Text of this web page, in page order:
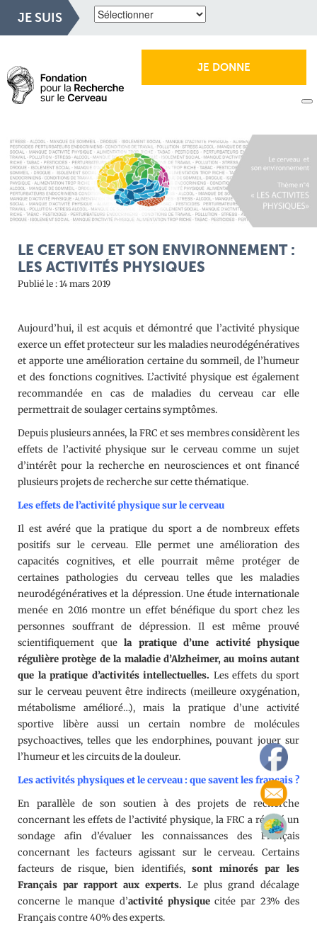
JE SUIS
JE DONNE
LE CERVEAU ET SON ENVIRONNEMENT :
LES ACTIVITÉS PHYSIQUES
Publié le : 14 mars 2019
Aujourd’hui, il est acquis et démontré que l’activité physique
exerce un effet protecteur sur les maladies neurodégénératives
et apporte une amélioration certaine du sommeil, de l’humeur
et des fonctions cognitives. L’activité physique est également
recommandée en cas de maladies du cerveau car elle
permettrait de soulager certains symptômes.
Depuis plusieurs années, la FRC et ses membres considèrent les
effets de l’activité physique sur le cerveau comme un sujet
d’intérêt pour la recherche en neurosciences et ont financé
plusieurs projets de recherche sur cette thématique.
Les effets de l’activité physique sur le cerveau
Il est avéré que la pratique du sport a de nombreux effets
positifs sur le cerveau. Elle permet une amélioration des
capacités cognitives, et elle pourrait même protéger de
certaines pathologies du cerveau telles que les maladies
neurodégénératives et la dépression. Une étude internationale
menée en 2016 montre un effet bénéfique du sport chez les
personnes souffrant de dépression. Il est même prouvé
scientifiquement que la pratique d’une activité physique
régulière protège de la maladie d’Alzheimer, au moins autant
que la pratique d’activités intellectuelles. Les effets du sport
sur le cerveau peuvent être indirects (meilleure oxygénation,
métabolisme amélioré…), mais la pratique d’une activité
sportive libère aussi un certain nombre de molécules
psychoactives, telles que les endorphines, pouvant jouer sur
l’humeur et les circuits de la douleur.
Les activités physiques et le cerveau : que savent les français ?
En parallèle de son soutien à des projets de recherche
concernant les effets de l’activité physique, la FRC a réalisé un
sondage afin d’évaluer les connaissances des Français
concernant les facteurs agissant sur le cerveau. Certains
facteurs de risque, bien identifiés,sont minorés par les
Français par rapport aux experts. Le plus grand décalage
concerne le manque d’activité physiquecitée par 23% des
Français contre 40% des experts.